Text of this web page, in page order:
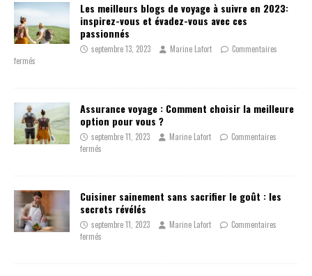
Les meilleurs blogs de voyage à suivre en 2023:
inspirez-vous et évadez-vous avec ces
passionnés
septembre 13, 2023 Marine Lafort
Commentaires
fermés
Assurance voyage : Comment choisir la meilleure
option pour vous ?
septembre 11, 2023 Marine Lafort
Commentaires
fermés
Cuisiner sainement sans sacrifier le goût : les
secrets révélés
septembre 11, 2023 Marine Lafort
Commentaires
fermés